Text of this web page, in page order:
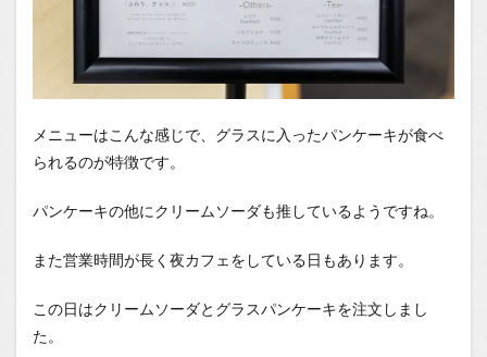
メニューはこんな感じで、グラスに入ったパンケーキが食べ
られるのが特徴です。
パンケーキの他にクリームソーダも推しているようですね。
また営業時間が長く夜カフェをしている日もあります。
この日はクリームソーダとグラスパンケーキを注文しまし
た。